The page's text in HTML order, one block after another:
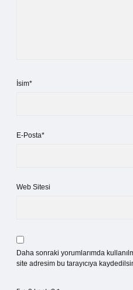
İsim*
E-Posta*
Web Sitesi
Daha sonraki yorumlarımda
site adresim bu tarayıcıya